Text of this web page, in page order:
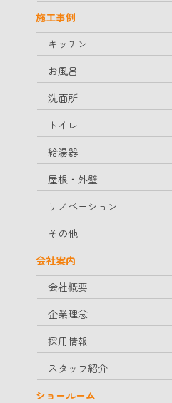
施工事例
キッチン
お風呂
洗面所
トイレ
給湯器
屋根・外壁
リノベーション
その他
会社案内
会社概要
企業理念
採用情報
スタッフ紹介
ショールーム